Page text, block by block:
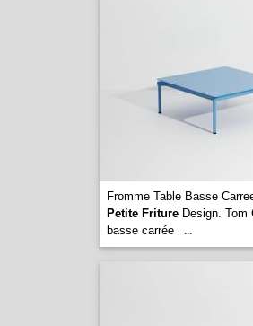
Fromme Table Basse
Petite FritureDesign. Tom
basse carrée
...